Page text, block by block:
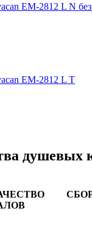
EM-2812 L N
EM-2812 L T
душевых